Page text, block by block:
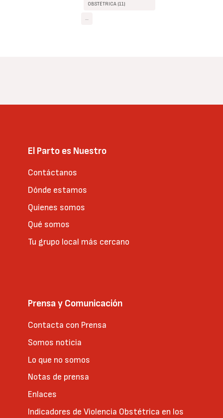
OBSTÉTRICA (11)
…
El Parto es Nuestro
Contáctanos
Dónde estamos
Quienes somos
Qué somos
Tu grupo local más cercano
Prensa y Comunicación
Contacta con Prensa
Somos noticia
Lo que no somos
Notas de prensa
Enlaces
Indicadores de Violencia Obstétrica en los